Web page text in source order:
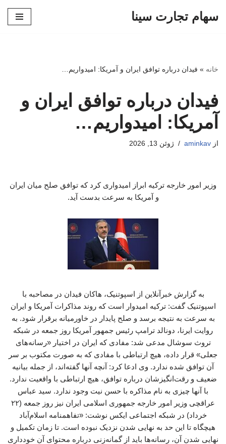
سهام تجارت سینا
خانه » فیدان درباره توافق ایران و آمریکا: امیدواریم…
فیدان درباره توافق ایران و
آمریکا: امیدواریم…
از aminkav ژوئن 13, 2026
وزیر امور خارجه ترکیه ابراز امیدواری کرد که توافق صلح میان ایران
و آمریکا به سرعت بدست آید.
به گزارش خبرآنلاین از اسپوتنیک،‌ هاکان فیدان در مصاحبه با
اسپوتنیک گفت: ترکیه امیدوار است که روند مذاکرات آمریکا و ایران
به سرعت به نتیجه برسد و صلح پایدار در خاورمیانه برقرار شود. به
روایت ایرنا، دونالد ‏ترامپ رئیس جمهور آمریکا روز جمعه در شبکه
تروث سوشال مدعی شد: مفادی که ایران در اختیار «رسانه‌های
جعلی» قرار داده، هیچ ارتباطی با مفادی که به صورت مکتوب بر سر
آن توافق شده ندارد. وی ادعا کرد: آنچه آنها گفته‌اند، از جمله بیانیه
ضعیف و رقت‌انگیزشان درباره توافق، هیچ ارتباطی با واقعیت ندارد.
با آنها چیزی به نام مذاکره با حسن نیت وجود ندارد. سید عباس
عراقچی وزیر امور خارجه جمهوری اسلامی ایران نیز روز جمعه (۲۲
خرداد) در شبکه اجتماعی ایکس نوشت: «تفاهمنامه اسلام‌آباد
هیچگاه تا این حد به نهایی شدن نزدیک نبوده است. تا زمان تکمیل و
نهایی شدن آن، رسانه‌ها باید از گمانه‌زنی درباره محتوای آن خودداری